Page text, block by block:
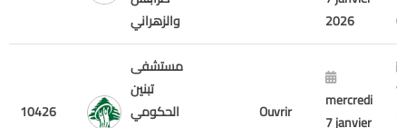
والزهراني
2026
10426
مستشفى
تبنين
الحكومي
Ouvrir
mercredi
7 janvier